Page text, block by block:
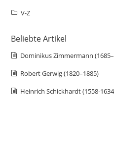
V-Z
Beliebte Artikel
Dominikus Zimmermann
Robert Gerwig (1820–1885)
Heinrich Schickhardt (1558-